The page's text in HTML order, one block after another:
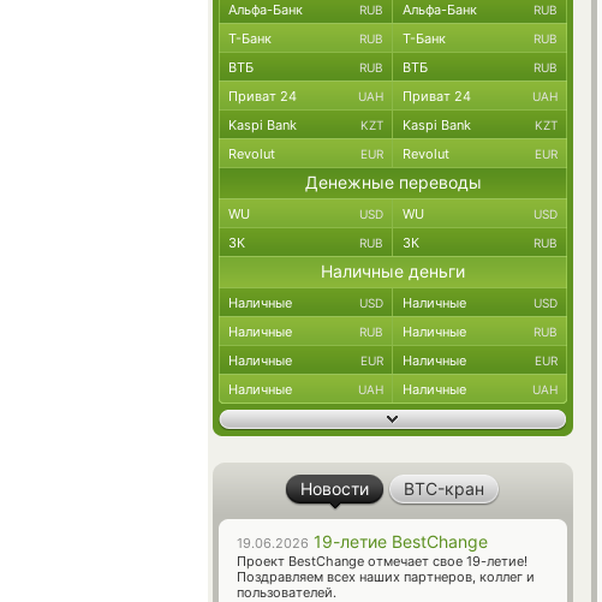
Альфа-Банк RUB Альфа-Банк RUB
Т-Банк RUB Т-Банк RUB
ВТБ RUB ВТБ RUB
Приват 24 UAH Приват 24 UAH
Kaspi Bank KZT Kaspi Bank KZT
Revolut EUR Revolut EUR
Денежные переводы
WU USD WU USD
ЗК RUB ЗК RUB
Наличные деньги
Наличные USD Наличные USD
Наличные RUB Наличные RUB
Наличные EUR Наличные EUR
Наличные UAH Наличные UAH
Новости BTC-кран
19.06.2026 19-летие BestChange
Проект BestChange отмечает свое 19-летие!
Поздравляем всех наших партнеров, коллег и
пользователей.